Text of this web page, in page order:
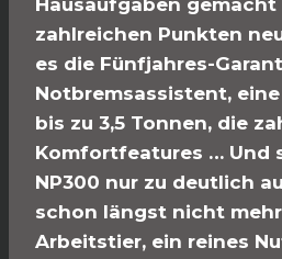
Hausaufgaben
zahlreichen Punkten
es die Fünfjahres-
Notbremsassistent,
bis zu 3,5 Tonnen, die
Komfortfeatures … Und
NP300 nur zu deutlich
schon längst nicht
Arbeitstier, ein reines